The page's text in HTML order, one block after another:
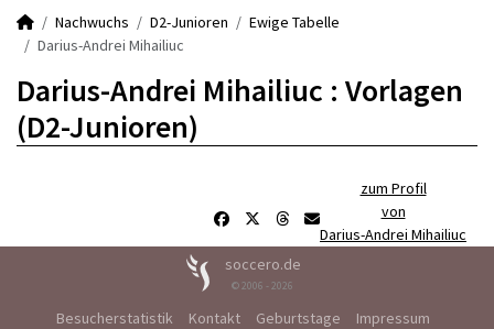
Nachwuchs D2-Junioren
Ewige Tabelle
Darius-Andrei Mihailiuc
Darius-Andrei Mihailiuc : Vorlagen
(D2-Junioren)
zum Profil
von
Darius-Andrei Mihailiuc
soccero.de
© 2006 - 2026
Besucherstatistik Kontakt Geburtstage
Impressum